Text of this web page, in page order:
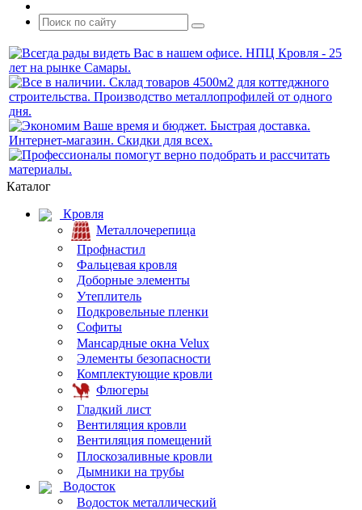
Каталог
Кровля
Металлочерепица
Профнастил
Фальцевая кровля
Доборные элементы
Утеплитель
Подкровельные пленки
Софиты
Мансардные окна Velux
Элементы безопасности
Комплектующие кровли
Флюгеры
Гладкий лист
Вентиляция кровли
Вентиляция помещений
Плоскозаливные кровли
Дымники на трубы
Водосток
Водосток металлический